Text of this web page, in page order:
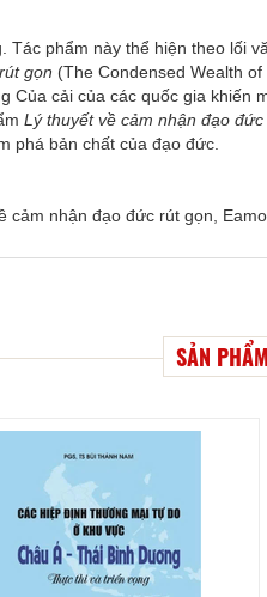
phẩm này thể hiện theo lối
gọn (The Condensed Wealth
Của cải của các quốc gia khiến
Lý thuyết về cảm nhận đạo đức
phá bản chất của đạo đức.
nhận đạo đức rút gọn,
SẢN